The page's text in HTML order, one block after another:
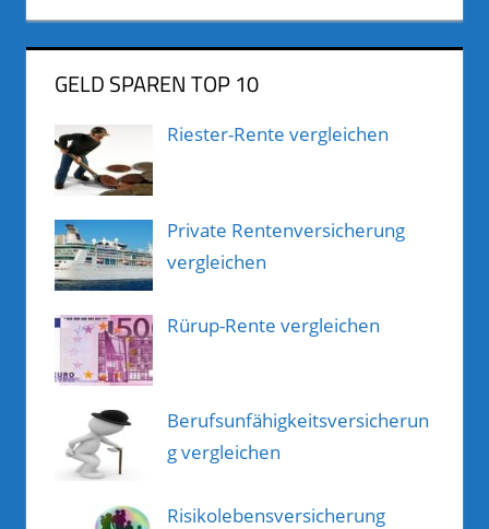
GELD SPAREN TOP 10
Riester-Rente vergleichen
Private Rentenversicherung
vergleichen
Rürup-Rente vergleichen
Berufsunfähigkeitsversicherun
g vergleichen
Risikolebensversicherung